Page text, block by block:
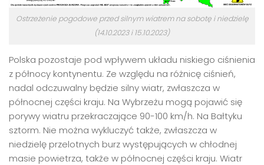
Ostrzeżenie pogodowe przed silnym wiatrem na sobotę i niedzielę
(14.10.2023 i 15.10.2023)
Polska pozostaje pod wpływem układu niskiego ciśnienia
z północy kontynentu. Ze względu na różnicę ciśnień,
nadal odczuwalny będzie silny wiatr, zwłaszcza w
północnej części kraju. Na Wybrzeżu mogą pojawić się
porywy wiatru przekraczające 90-100 km/h. Na Bałtyku
sztorm. Nie można wykluczyć także, zwłaszcza w
niedzielę przelotnych burz występujących w chłodnej
masie powietrza, także w północnej części kraju. Wiatr